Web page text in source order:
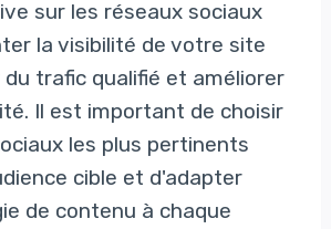
sur les réseaux sociaux
la visibilité de votre site
trafic qualifié et améliorer
Il est important de choisir
les plus pertinents
cible et d'adapter
de contenu à chaque